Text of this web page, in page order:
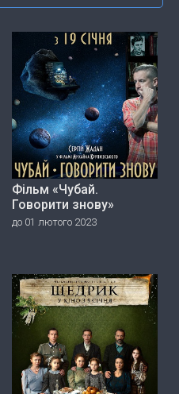
Фільм «Чубай.
Говорити знову»
до 01 лютого 2023